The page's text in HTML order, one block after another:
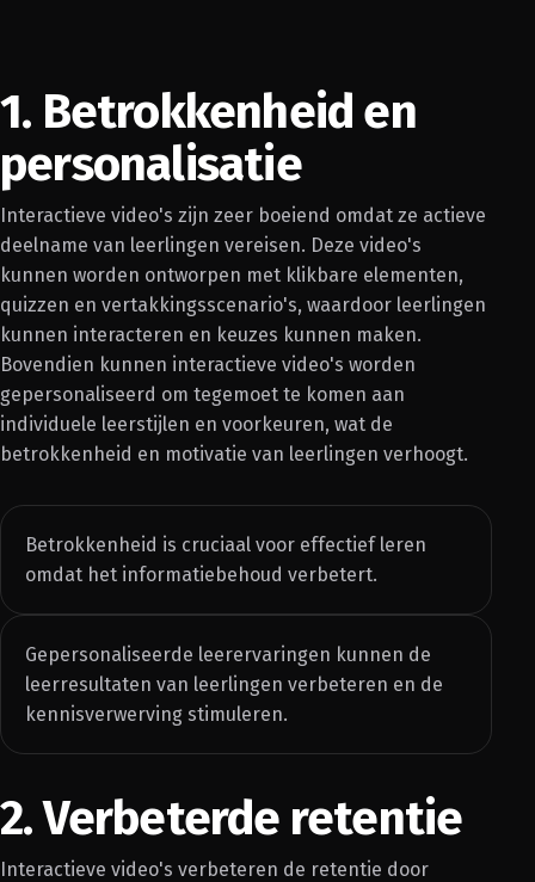
1. Betrokkenheid en
personalisatie
Interactieve video's zijn zeer boeiend omdat ze actieve
deelname van leerlingen vereisen. Deze video's
kunnen worden ontworpen met klikbare elementen,
quizzen en vertakkingsscenario's, waardoor leerlingen
kunnen interacteren en keuzes kunnen maken.
Bovendien kunnen interactieve video's worden
gepersonaliseerd om tegemoet te komen aan
individuele leerstijlen en voorkeuren, wat de
betrokkenheid en motivatie van leerlingen verhoogt.
Betrokkenheid is cruciaal voor effectief leren
omdat het informatiebehoud verbetert.
Gepersonaliseerde leerervaringen kunnen de
leerresultaten van leerlingen verbeteren en de
kennisverwerving stimuleren.
2. Verbeterde retentie
Interactieve video's verbeteren de retentie door